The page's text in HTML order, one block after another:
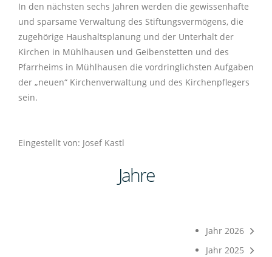
In den nächsten sechs Jahren werden die gewissenhafte
und sparsame Verwaltung des Stiftungsvermögens, die
zugehörige Haushaltsplanung und der Unterhalt der
Kirchen in Mühlhausen und Geibenstetten und des
Pfarrheims in Mühlhausen die vordringlichsten Aufgaben
der „neuen“ Kirchenverwaltung und des Kirchenpflegers
sein.
Eingestellt von: Josef Kastl
Jahre
Jahr 2026
Jahr 2025